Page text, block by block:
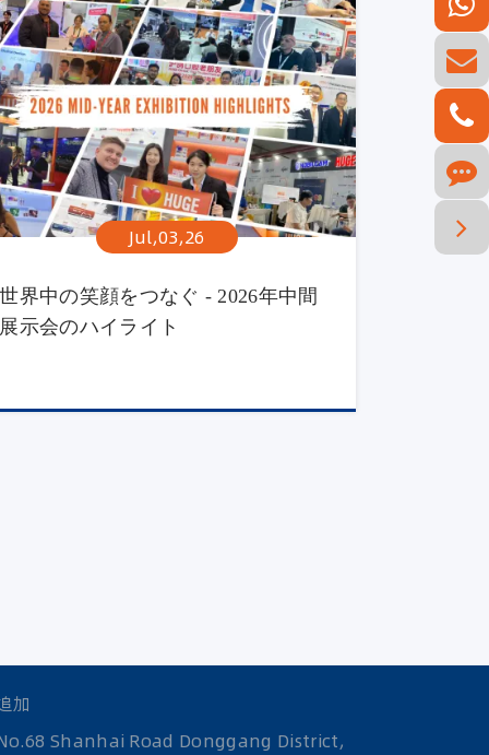
Jul,03,26
世界中の笑顔をつなぐ - 2026年中間
展示会のハイライト
加
Shanhai Road Donggang District,